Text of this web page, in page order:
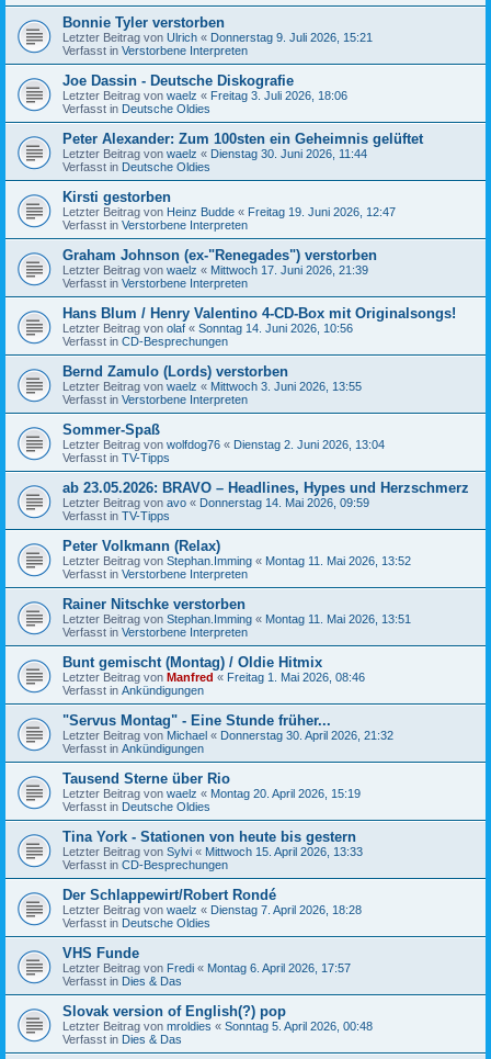
Bonnie Tyler verstorben
Letzter Beitrag von Ulrich « Donnerstag 9. Juli 2026, 15:21
Verfasst in Verstorbene Interpreten
Joe Dassin - Deutsche Diskografie
Letzter Beitrag von waelz « Freitag 3. Juli 2026, 18:06
Verfasst in Deutsche Oldies
Peter Alexander: Zum 100sten ein Geheimnis gelüftet
Letzter Beitrag von waelz « Dienstag 30. Juni 2026, 11:44
Verfasst in Deutsche Oldies
Kirsti gestorben
Letzter Beitrag von Heinz Budde « Freitag 19. Juni 2026, 12:47
Verfasst in Verstorbene Interpreten
Graham Johnson (ex-"Renegades") verstorben
Letzter Beitrag von waelz « Mittwoch 17. Juni 2026, 21:39
Verfasst in Verstorbene Interpreten
Hans Blum / Henry Valentino 4-CD-Box mit Originalsongs!
Letzter Beitrag von olaf « Sonntag 14. Juni 2026, 10:56
Verfasst in CD-Besprechungen
Bernd Zamulo (Lords) verstorben
Letzter Beitrag von waelz « Mittwoch 3. Juni 2026, 13:55
Verfasst in Verstorbene Interpreten
Sommer-Spaß
Letzter Beitrag von wolfdog76 « Dienstag 2. Juni 2026, 13:04
Verfasst in TV-Tipps
ab 23.05.2026: BRAVO – Headlines, Hypes und Herzschmerz
Letzter Beitrag von avo « Donnerstag 14. Mai 2026, 09:59
Verfasst in TV-Tipps
Peter Volkmann (Relax)
Letzter Beitrag von Stephan.Imming « Montag 11. Mai 2026, 13:52
Verfasst in Verstorbene Interpreten
Rainer Nitschke verstorben
Letzter Beitrag von Stephan.Imming « Montag 11. Mai 2026, 13:51
Verfasst in Verstorbene Interpreten
Bunt gemischt (Montag) / Oldie Hitmix
Letzter Beitrag von Manfred « Freitag 1. Mai 2026, 08:46
Verfasst in Ankündigungen
"Servus Montag" - Eine Stunde früher...
Letzter Beitrag von Michael « Donnerstag 30. April 2026, 21:32
Verfasst in Ankündigungen
Tausend Sterne über Rio
Letzter Beitrag von waelz « Montag 20. April 2026, 15:19
Verfasst in Deutsche Oldies
Tina York - Stationen von heute bis gestern
Letzter Beitrag von Sylvi « Mittwoch 15. April 2026, 13:33
Verfasst in CD-Besprechungen
Der Schlappewirt/Robert Rondé
Letzter Beitrag von waelz « Dienstag 7. April 2026, 18:28
Verfasst in Deutsche Oldies
VHS Funde
Letzter Beitrag von Fredi « Montag 6. April 2026, 17:57
Verfasst in Dies & Das
Slovak version of English(?) pop
Letzter Beitrag von mroldies « Sonntag 5. April 2026, 00:48
Verfasst in Dies & Das